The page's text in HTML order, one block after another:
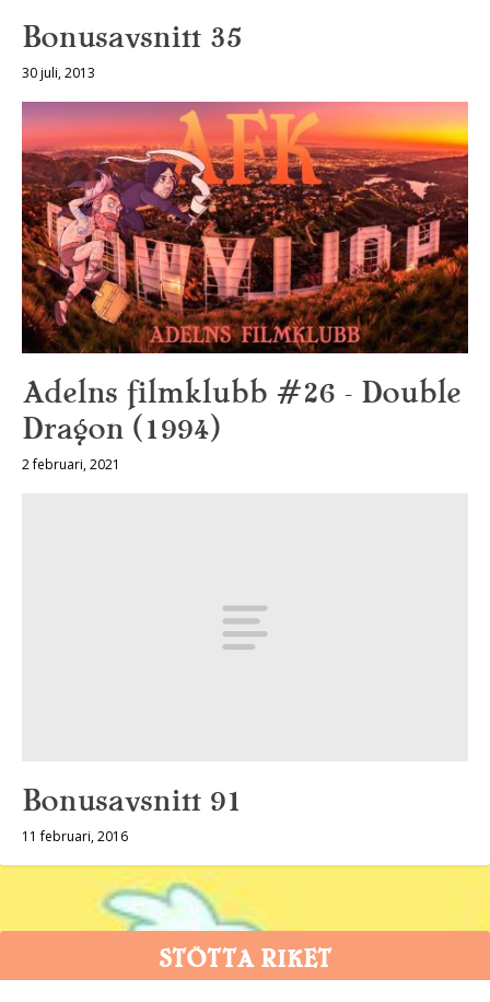
Bonusavsnitt 35
30 juli, 2013
Adelns filmklubb #26 – Double
Dragon (1994)
2 februari, 2021
Bonusavsnitt 91
11 februari, 2016
STÖTTA RIKET